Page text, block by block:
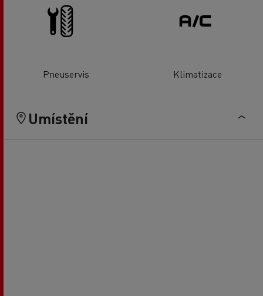
Pneuservis Klimatizace
Umístění